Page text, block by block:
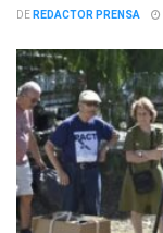
DEREDACTOR PRENSA